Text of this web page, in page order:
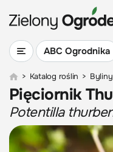
ABC Ogrodnika
> Katalog roślin > Byliny
Pięciornik
Potentilla